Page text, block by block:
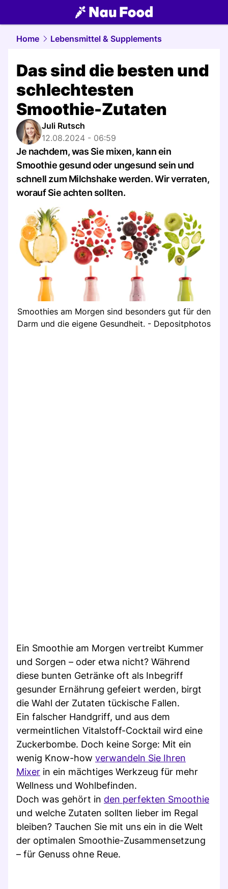
food.NAU.ch
Home Lebensmittel & Supplements
Das sind die besten und
schlechtesten
Smoothie-Zutaten
Juli Rutsch
12.08.2024 - 06:59
Je nachdem, was Sie mixen, kann ein
Smoothie gesund oder ungesund sein und
schnell zum Milchshake werden. Wir verraten,
worauf Sie achten sollten.
Smoothies am Morgen sind besonders gut für den
Darm und die eigene Gesundheit. - Depositphotos
Ein Smoothie am Morgen vertreibt Kummer
und Sorgen – oder etwa nicht? Während
diese bunten Getränke oft als Inbegriff
gesunder Ernährung gefeiert werden, birgt
die Wahl der Zutaten tückische Fallen.
Ein falscher Handgriff, und aus dem
vermeintlichen Vitalstoff-Cocktail wird eine
Zuckerbombe. Doch keine Sorge: Mit ein
wenig Know-how verwandeln Sie Ihren
Mixer in ein mächtiges Werkzeug für mehr
Wellness und Wohlbefinden.
Doch was gehört in den perfekten Smoothie
und welche Zutaten sollten lieber im Regal
bleiben? Tauchen Sie mit uns ein in die Welt
der optimalen Smoothie-Zusammensetzung
– für Genuss ohne Reue.